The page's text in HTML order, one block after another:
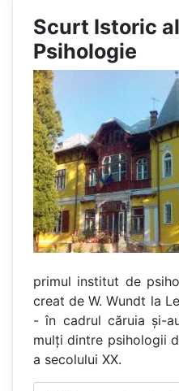
Scurt Istoric
Psihologie
primul institut de
creat de W. Wundt la
- în cadrul căruia şi-
mulţi dintre psihologii
a secolului XX.